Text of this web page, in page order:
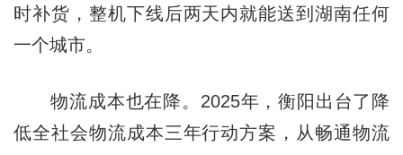
时补货，整机下线后两天内就能送到湖南任何
一个城市。
物流成本也在降。2025年，衡阳出台了降
低全社会物流成本三年行动方案，从畅通物流